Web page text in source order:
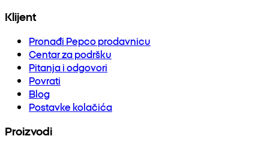
Klijent
Pronađi Pepco prodavnicu
Centar za podršku
Pitanja i odgovori
Povrati
Blog
Postavke kolačića
Proizvodi